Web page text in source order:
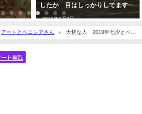
ます
て命ということ
2018年3月11日
アートとベニシアさん
大切な人 2019年七夕とベニ
ート実践